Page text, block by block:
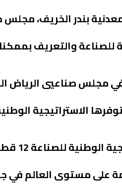
بندر الخريف،
للصناعة والتعريف
في مجلس صناعيي
الاستراتيجية
على مستوى العالم في